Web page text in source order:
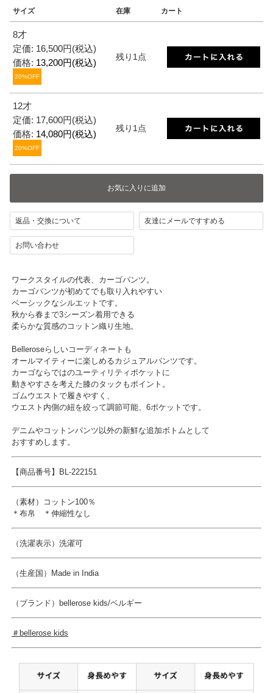
サイズ 在庫 カート
8才
定価: 16,500円(税込)
価格: 13,200円(税込)
20%OFF
残り1点
12才
定価: 17,600円(税込)
価格: 14,080円(税込)
20%OFF
残り1点
返品・交換について 友達にメールですすめる
お問い合わせ
ワークスタイルの代表、カーゴパンツ。
カーゴパンツが初めてでも取り入れやすい
ベーシックなシルエットです。
秋から春まで3シーズン着用できる
柔らかな質感のコットン織り生地。
Belleroseらしいコーディネートも
オールマイティーに楽しめるカジュアルパンツです。
カーゴならではのユーティリティポケットに
動きやすさを考えた膝のタックもポイント。
ゴムウエストで履きやすく、
ウエスト内側の紐を絞って調節可能、6ポケットです。
デニムやコットンパンツ以外の新鮮な追加ボトムとして
おすすめします。
【商品番号】BL-222151
（素材）コットン100％
＊布帛 ＊伸縮性なし
（洗濯表示）洗濯可
（生産国） Made in India
（ブランド）bellerose kids/ベルギー
＃bellerose kids